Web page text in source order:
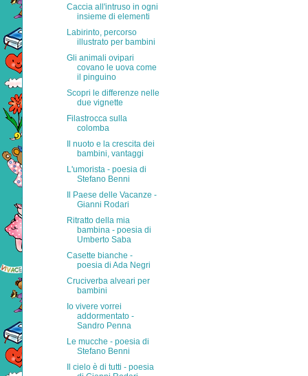
Caccia all'intruso in ogni
insieme di elementi
Labirinto, percorso
illustrato per bambini
Gli animali ovipari
covano le uova come
il pinguino
Scopri le differenze nelle
due vignette
Filastrocca sulla
colomba
Il nuoto e la crescita dei
bambini, vantaggi
L'umorista - poesia di
Stefano Benni
Il Paese delle Vacanze -
Gianni Rodari
Ritratto della mia
bambina - poesia di
Umberto Saba
Casette bianche -
poesia di Ada Negri
Cruciverba alveari per
bambini
Io vivere vorrei
addormentato -
Sandro Penna
Le mucche - poesia di
Stefano Benni
Il cielo è di tutti - poesia